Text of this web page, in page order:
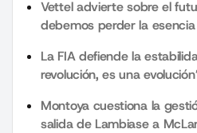
Vettel advierte sobre el
debemos perder la
La FIA defiende la
revolución, es una
Montoya cuestiona la
salida de Lambiase a